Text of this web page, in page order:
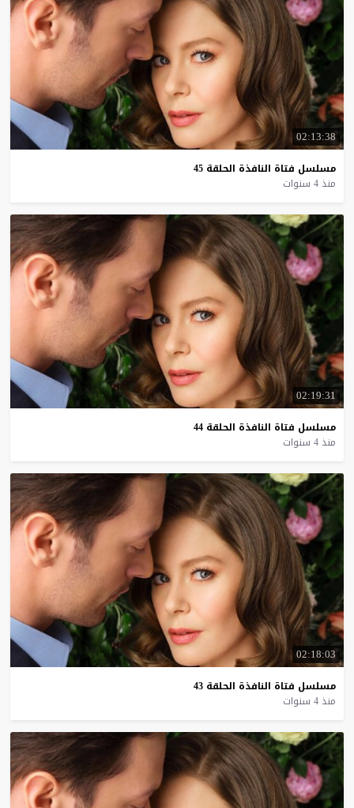
02:13:38
مسلسل فتاة النافذة الحلقة 45
منذ 4 سنوات
02:19:31
مسلسل فتاة النافذة الحلقة 44
منذ 4 سنوات
02:18:03
مسلسل فتاة النافذة الحلقة 43
منذ 4 سنوات